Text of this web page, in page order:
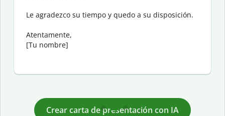
Le agradezco su tiempo y quedo a su disposición.
Atentamente,
[Tu nombre]
Crear carta de presentación con IA